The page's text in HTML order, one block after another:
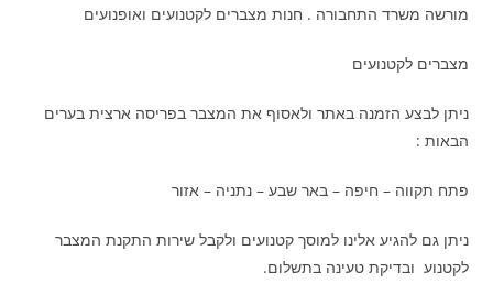
מורשה משרד התחבורה . חנות מצברים לקטנועים ואופנועים
מצברים לקטנועים
ניתן לבצע הזמנה באתר ולאסוף את המצבר בפריסה ארצית בערים
הבאות :
פתח תקווה – חיפה – באר שבע – נתניה – אזור
ניתן גם להגיע אלינו למוסך קטנועים ולקבל שירות התקנת המצבר
לקטנוע ובדיקת טעינה בתשלום.